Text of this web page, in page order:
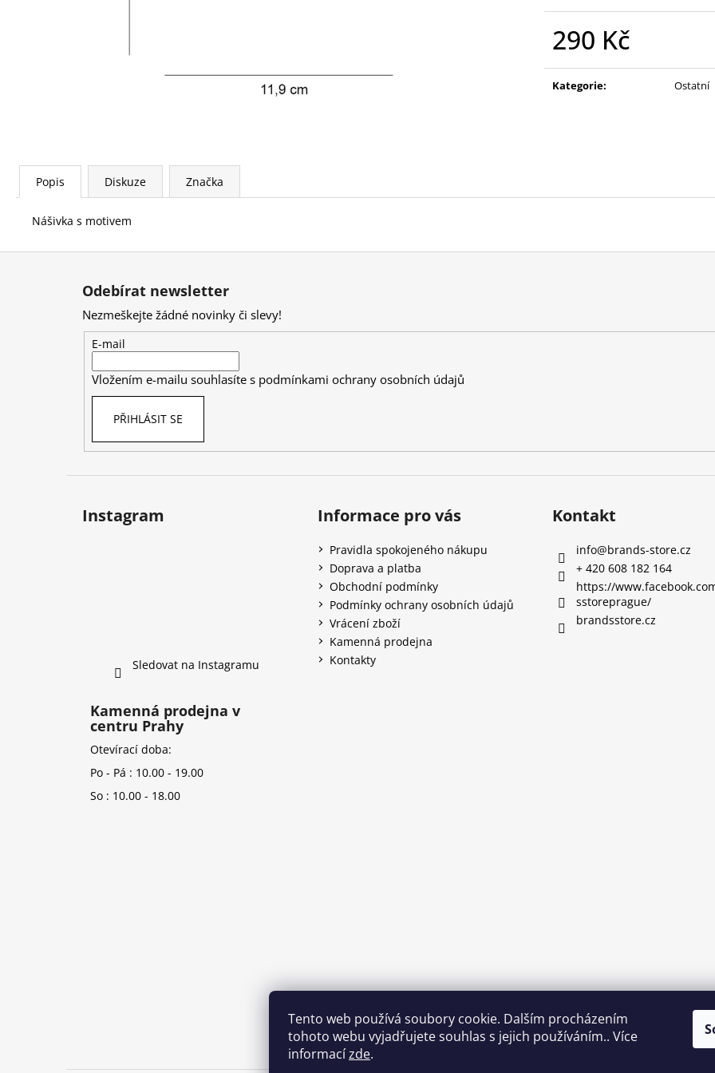
Tento web používá soubory cookie. Dalším procházením
tohoto webu vyjadřujete souhlas s jejich používáním.. Více
informacízde.
290 Kč
Kategorie: Ostatní
Popis Diskuze Značka
Nášivka s motivem
Odebírat newsletter
Nezmeškejte žádné novinky či slevy!
E-mail
Vložením e-mailu souhlasíte s podmínkami ochrany osobních údajů
PŘIHLÁSIT SE
Instagram
Sledovat na Instagramu
Informace pro vás
Pravidla spokojeného nákupu
Doprava a platba
Obchodní podmínky
Podmínky ochrany osobních údajů
Vrácení zboží
Kamenná prodejna
Kontakty
Kontakt
info@brands-store.cz
+ 420 608 182 164
https://
sstoreprague/
brandsstore.cz
Kamenná prodejna v
centru Prahy
Otevírací doba:
Po - Pá : 10.00 - 19.00
So : 10.00 - 18.00